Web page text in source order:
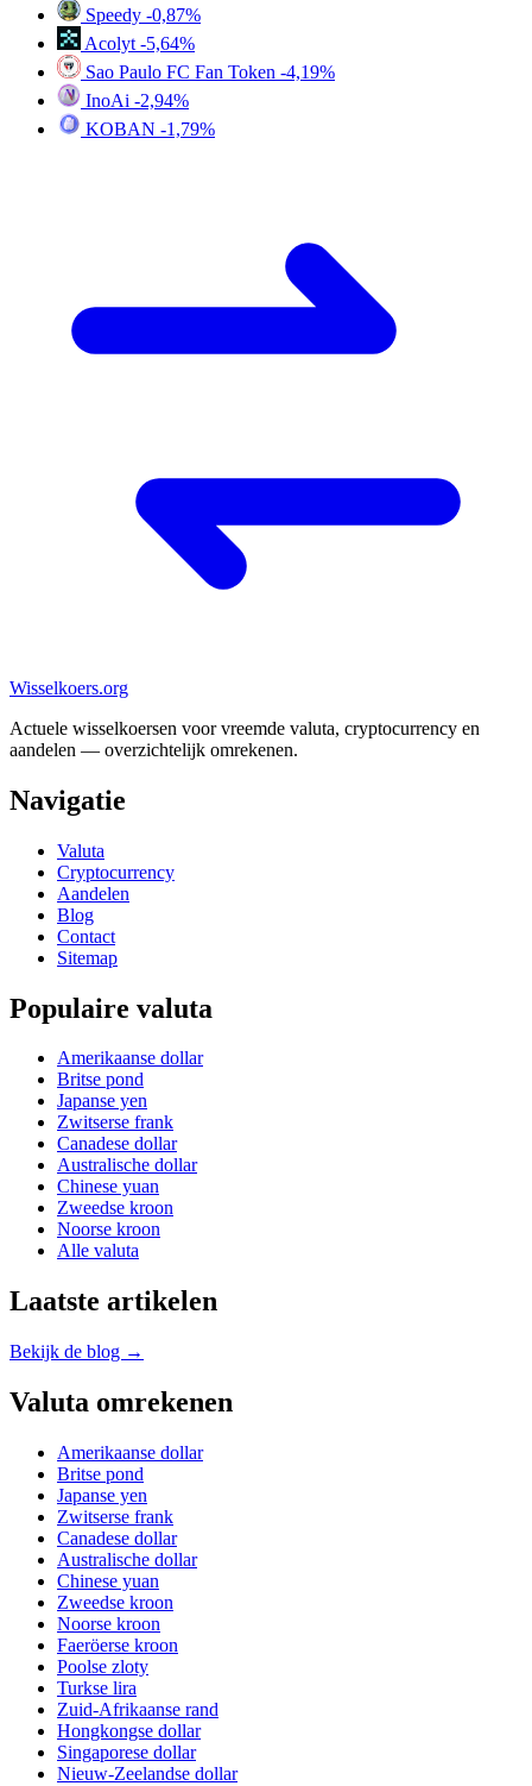
Speedy -0,87%
Acolyt -5,64%
Sao Paulo FC Fan Token -4,19%
InoAi -2,94%
KOBAN -1,79%
Wisselkoers.org
Actuele wisselkoersen voor vreemde valuta, cryptocurrency en
aandelen — overzichtelijk omrekenen.
Navigatie
Valuta
Cryptocurrency
Aandelen
Blog
Contact
Sitemap
Populaire valuta
Amerikaanse dollar
Britse pond
Japanse yen
Zwitserse frank
Canadese dollar
Australische dollar
Chinese yuan
Zweedse kroon
Noorse kroon
Alle valuta
Laatste artikelen
Bekijk de blog →
Valuta omrekenen
Amerikaanse dollar
Britse pond
Japanse yen
Zwitserse frank
Canadese dollar
Australische dollar
Chinese yuan
Zweedse kroon
Noorse kroon
Faeröerse kroon
Poolse zloty
Turkse lira
Zuid-Afrikaanse rand
Hongkongse dollar
Singaporese dollar
Nieuw-Zeelandse dollar